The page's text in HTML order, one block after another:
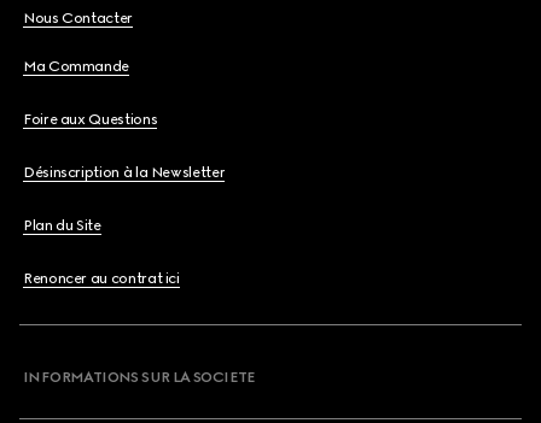
Nous Contacter
Ma Commande
Foire aux Questions
Désinscription à la Newsletter
Plan du Site
Renoncer au contrat ici
INFORMATIONS SUR LA SOCIETE